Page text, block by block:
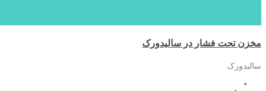
مخزن تحت فشار در سالیدورک
سالیدورک